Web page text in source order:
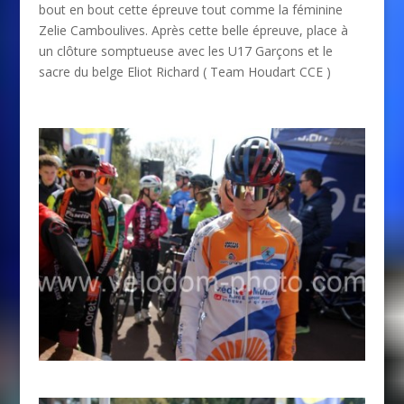
bout en bout cette épreuve tout comme la féminine
Zelie Camboulives. Après cette belle épreuve, place à
un clôture somptueuse avec les U17 Garçons et le
sacre du belge Eliot Richard ( Team Houdart CCE )